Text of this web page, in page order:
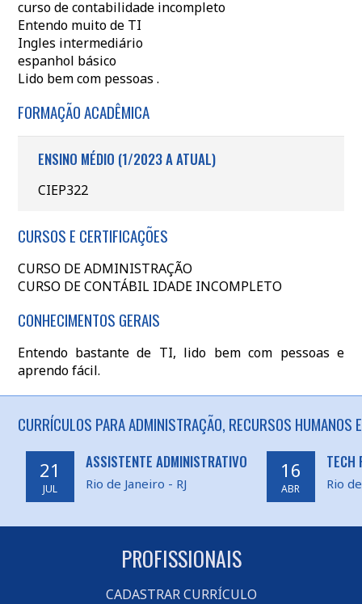
curso de contabilidade incompleto
Entendo muito de TI
Ingles intermediário
espanhol básico
Lido bem com pessoas .
FORMAÇÃO ACADÊMICA
ENSINO MÉDIO (1/2023 A ATUAL)
CIEP322
CURSOS E CERTIFICAÇÕES
CURSO DE ADMINISTRAÇÃO
CURSO DE CONTÁBIL IDADE INCOMPLETO
CONHECIMENTOS GERAIS
Entendo bastante de TI, lido bem com pessoas e
aprendo fácil.
CURRÍCULOS PARA ADMINISTRAÇÃO, RECURSOS HUMANOS
21
JUL
ASSISTENTE ADMINISTRATIVO
Rio de Janeiro - RJ
16
ABR
TECH
Rio
PROFISSIONAIS
CADASTRAR CURRÍCULO